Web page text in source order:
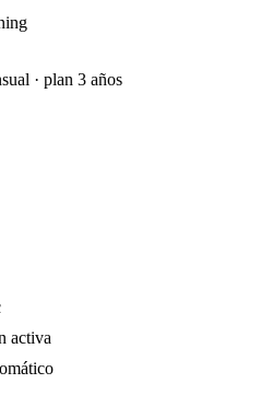
· plan 3 años
activa